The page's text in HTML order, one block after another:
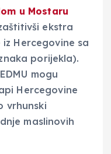
u Mostaru
ekstra
Hercegovine sa
porijekla).
mogu
Hercegovine
vrhunski
maslinovih